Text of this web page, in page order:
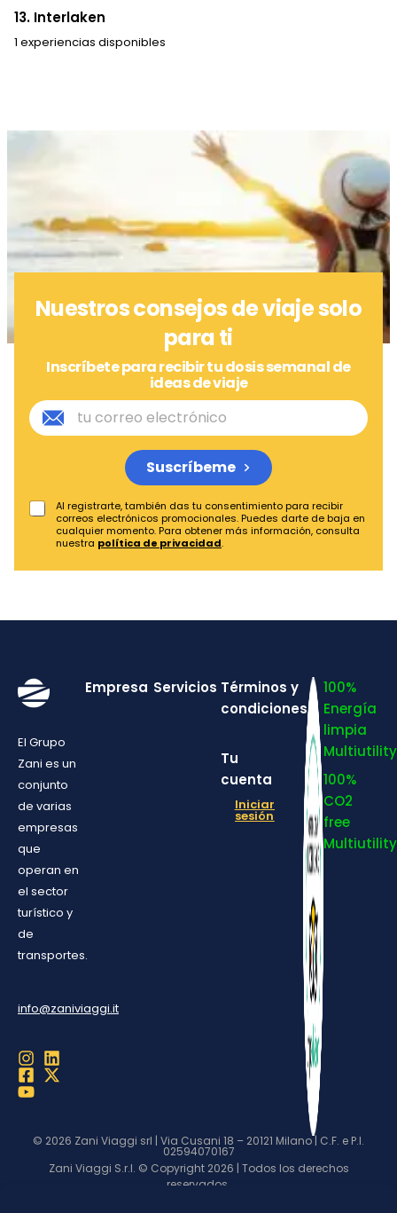
13. Interlaken
1 experiencias disponibles
Nuestros consejos de viaje solo
para ti
Inscríbete para recibir tu dosis semanal de
ideas de viaje
Al registrarte, también das tu consentimiento para recibir
correos electrónicos promocionales. Puedes darte de baja en
cualquier momento. Para obtener más información, consulta
nuestra política de privacidad.
Suscríbeme
El Grupo
Zani es un
conjunto
de varias
empresas
que
operan en
el sector
turístico y
de
transportes.
info@zaniviaggi.it
Empresa Servicios Términos y
condiciones
Tu
cuenta
Iniciar
sesión
100%
Energía
limpia
Multiutility
100%
CO2
free
Multiutility
© 2026 Zani Viaggi srl | Via Cusani 18 – 20121 Milano | C.F. e P.I.
02594070167
Zani Viaggi S.r.l. © Copyright 2026 | Todos los derechos
reservados.